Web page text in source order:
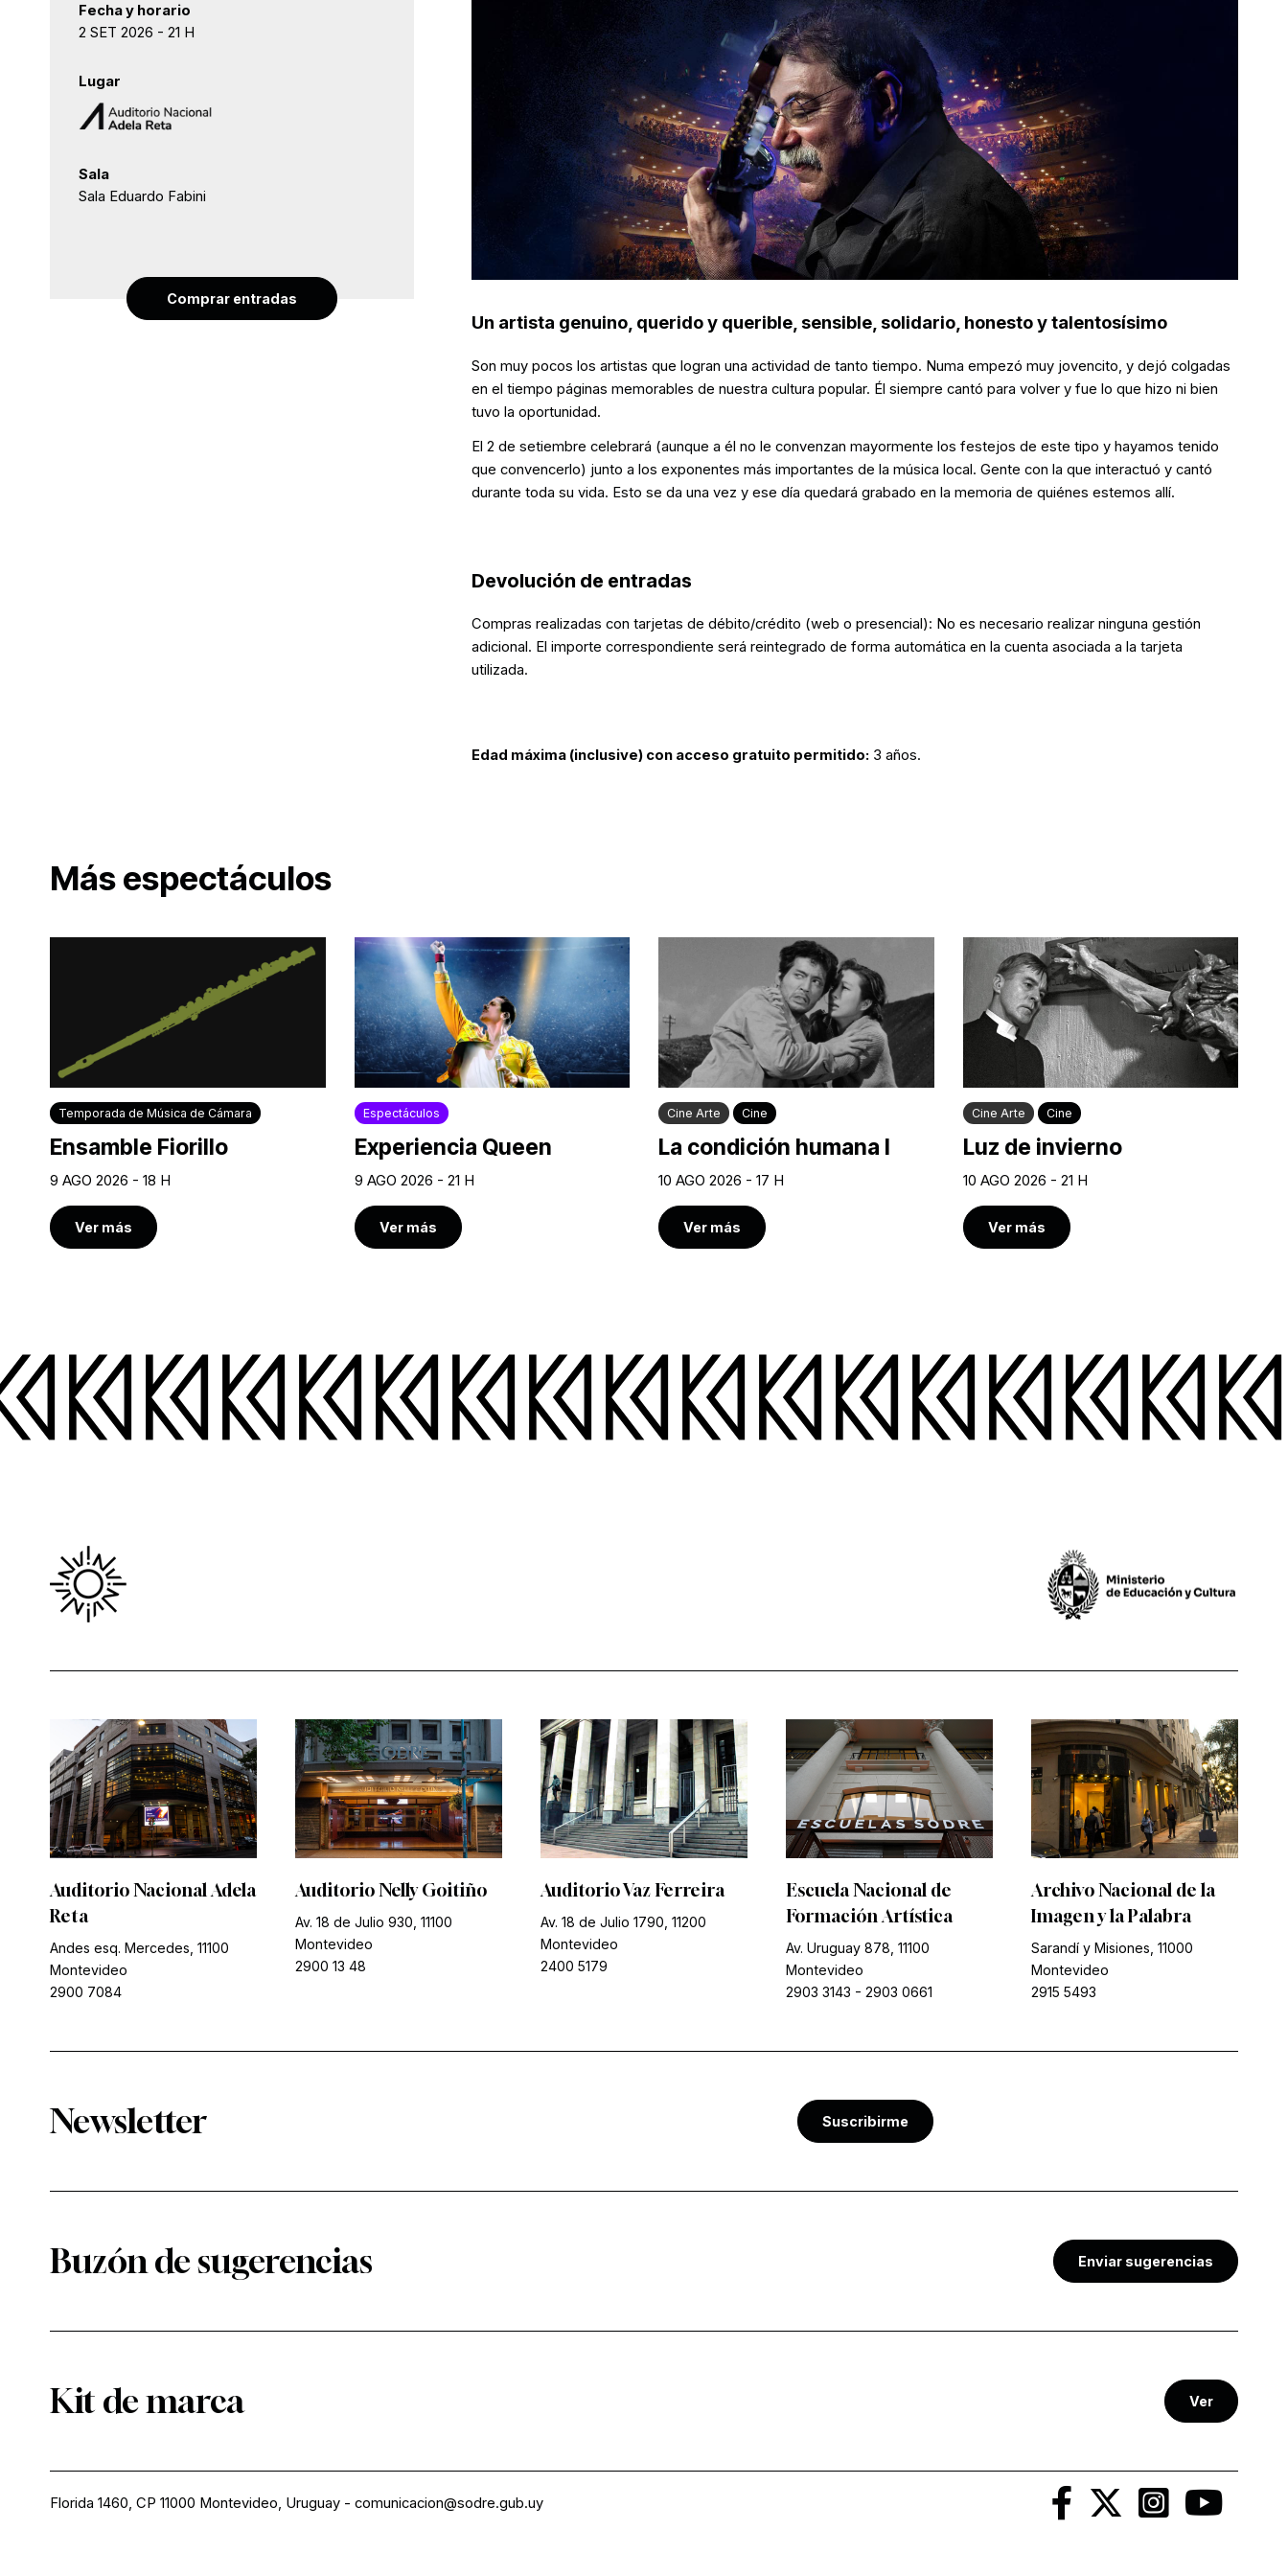
Un artista genuino, querido y querible, sensible, solidario, honesto y talentosísimo
Son muy pocos los artistas que logran una actividad de tanto tiempo. Numa empezó muy jovencito, y dejó colgadas
en el tiempo páginas memorables de nuestra cultura popular. Él siempre cantó para volver y fue lo que hizo ni bien
tuvo la oportunidad.
El 2 de setiembre celebrará (aunque a él no le convenzan mayormente los festejos de este tipo y hayamos tenido
que convencerlo) junto a los exponentes más importantes de la música local. Gente con la que interactuó y cantó
durante toda su vida. Esto se da una vez y ese día quedará grabado en la memoria de quiénes estemos allí.
Devolución de entradas
Compras realizadas con tarjetas de débito/crédito (web o presencial): No es necesario realizar ninguna gestión
adicional. El importe correspondiente será reintegrado de forma automática en la cuenta asociada a la tarjeta
utilizada.
Edad máxima (inclusive) con acceso gratuito permitido: 3 años.
Fecha y horario
2 SET 2026 - 21 H
Lugar
Sala
Sala Eduardo Fabini
Comprar entradas
Más espectáculos
Temporada de Música de Cámara
Ensamble Fiorillo
9 AGO 2026 - 18 H
Ver más
Espectáculos
Experiencia Queen
9 AGO 2026 - 21 H
Ver más
Cine Arte Cine
La condición humana I
10 AGO 2026 - 17 H
Ver más
Cine Arte Cine
Luz de invierno
10 AGO 2026 - 21 H
Ver más
Auditorio Nacional Adela
Reta
Andes esq. Mercedes, 11100
Montevideo
2900 7084
Auditorio Nelly Goitiño
Av. 18 de Julio 930, 11100
Montevideo
2900 13 48
Auditorio Vaz Ferreira
Av. 18 de Julio 1790, 11200
Montevideo
2400 5179
Escuela Nacional de
Formación Artística
Av. Uruguay 878, 11100
Montevideo
2903 3143 - 2903 0661
Archivo Nacional de la
Imagen y la Palabra
Sarandí y Misiones, 11000
Montevideo
2915 5493
Newsletter Suscribirme
Buzón de sugerencias Enviar sugerencias
Kit de marca Ver
Florida 1460, CP 11000 Montevideo, Uruguay - comunicacion@sodre.gub.uy